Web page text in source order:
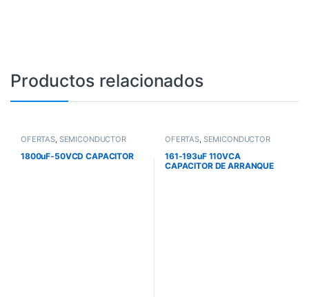
Productos relacionados
OFERTAS SEMICONDUCTOR
1800uF-50VCD CAPACITOR
OFERTAS SEMICONDUCTOR
161-193uF 110VCA
CAPACITOR DE ARRANQUE